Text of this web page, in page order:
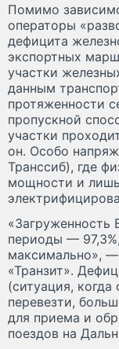
Помимо
операторы
дефицита
экспортных
участки
данным
протяженности
пропускной
участки
он. Особо
Транссиб), где
мощности и
«Загруженность
периоды —
максимально»,
«Транзит».
(ситуация,
перевезти,
для приема и
поездов на